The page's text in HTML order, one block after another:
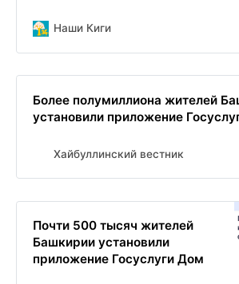
Наши Киги
Более полумиллиона жителей
установили приложение
Хайбуллинский вестник
Почти 500 тысяч жителей
Башкирии установили
приложение Госуслуги Дом